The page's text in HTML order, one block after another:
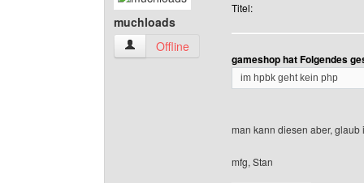
muchloads
muchloads Benutzer-Profile anzeigen
Offline
Titel:
gameshop hat Folgendes
im hpbk geht kein php
man kann diesen aber,
mfg, Stan